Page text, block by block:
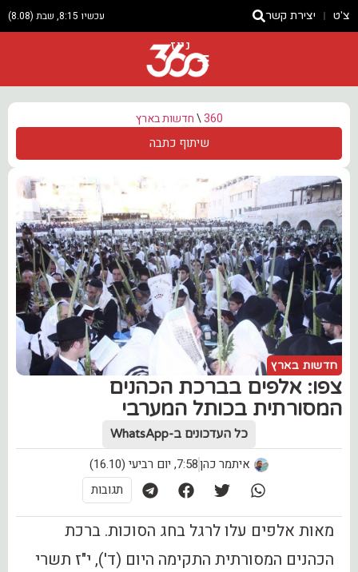
צ'ט יצירת קשר עכשיו 8:15, שבת (8.08)
ניוז
360
\חדשות בארץ
שיתוף כתבה
חדשות בארץ
צפו: אלפים בברכת הכהנים
המסורתית בכותל המערבי
כל העדכונים ב-WhatsApp
איתמר כהן7:58, יום רביעי (16.10)
תגובות
מאות אלפים עלו לרגל בחג הסוכות. ברכת
הכהנים המסורתית התקימה היום (ד'), י"ז תשרי